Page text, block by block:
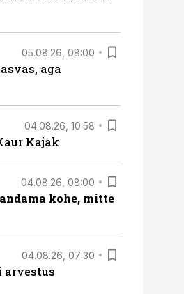
05.08.26, 08:00
aga
04.08.26, 10:58
Kajak
04.08.26, 08:00
kohe, mitte
04.08.26, 07:30
arvestus